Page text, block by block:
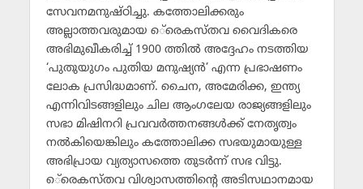
സേവനമനുഷ്ഠിച്ചു. കത്തോലിക്കരും
അല്ലാത്തവരുമായ െ്രെകസ്തവ വൈദികരെ
അഭിമുഖീകരിച്ച് 1900 ത്തില്‍ അദ്ദേഹം നടത്തിയ
‘പുതുയുഗം പുതിയ മനുഷ്യന്‍’ എന്ന പ്രഭാഷണം
ലോക പ്രസിദ്ധമാണ്. ചൈന, അമേരിക്ക, ഇന്ത്യ
എന്നിവിടങ്ങളിലും ചില ആംഗലേയ രാജ്യങ്ങളിലും
സഭാ മിഷിനറി പ്രവവര്‍ത്തനങ്ങള്‍ക്ക് നേതൃത്വം
നല്‍കിയെങ്കിലും കത്തോലിക്ക സഭയുമായുള്ള
അഭിപ്രായ വ്യത്യാസത്തെ തുടര്‍ന്ന് സഭ വിട്ടു.
െ്രെകസ്തവ വിശ്വാസത്തിന്റെ അടിസഥാനമായ